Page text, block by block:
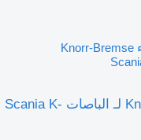
صمام الهواء Knorr-Bremse
صمام الهواء Knorr-Bremse 0501100040 لـ الباصات Scania K-